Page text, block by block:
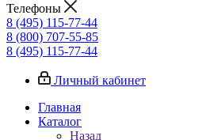
Телефоны
8 (495) 115-77-44
8 (800) 707-55-85
8 (495) 115-77-44
Личный кабинет
Главная
Каталог
Назад